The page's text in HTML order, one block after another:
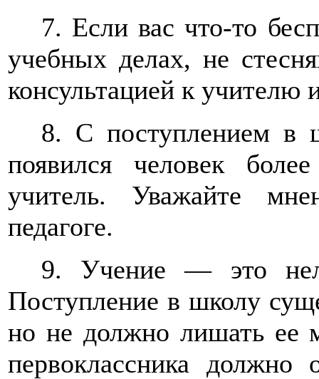
7. Если вас что-то
учебных делах, не
консультацией к учителю
8. С поступлением в
появился человек
учитель. Уважайте
педагоге.
9. Учение — это
Поступление в школу
но не должно лишать ее
первоклассника должно